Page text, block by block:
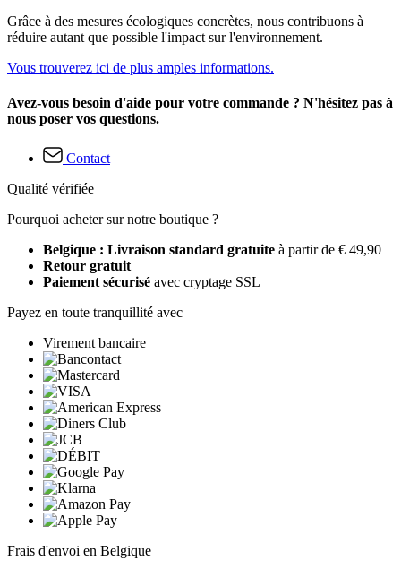
Grâce à des mesures écologiques concrètes, nous contribuons à
réduire autant que possible l'impact sur l'environnement.
Vous trouverez ici de plus amples informations.
Avez-vous besoin d'aide pour votre commande ? N'hésitez pas à
nous poser vos questions.
Contact
Qualité vérifiée
Pourquoi acheter sur notre boutique ?
Belgique : Livraison standard gratuite à partir de € 49,90
Retour gratuit
Paiement sécurisé avec cryptage SSL
Payez en toute tranquillité avec
Virement bancaire
Frais d'envoi en Belgique